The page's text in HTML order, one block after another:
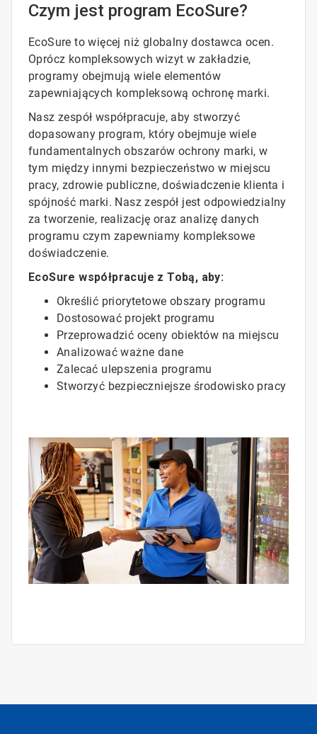
Czym jest program EcoSure?
EcoSure to więcej niż globalny dostawca ocen.
Oprócz kompleksowych wizyt w zakładzie,
programy obejmują wiele elementów
zapewniających kompleksową ochronę marki.
Nasz zespół współpracuje, aby stworzyć
dopasowany program, który obejmuje wiele
fundamentalnych obszarów ochrony marki, w
tym między innymi bezpieczeństwo w miejscu
pracy, zdrowie publiczne, doświadczenie klienta i
spójność marki. Nasz zespół jest odpowiedzialny
za tworzenie, realizację oraz analizę danych
programu czym zapewniamy kompleksowe
doświadczenie.
EcoSure współpracuje z Tobą, aby:
Określić priorytetowe obszary programu
Dostosować projekt programu
Przeprowadzić oceny obiektów na miejscu
Analizować ważne dane
Zalecać ulepszenia programu
Stworzyć bezpieczniejsze środowisko pracy